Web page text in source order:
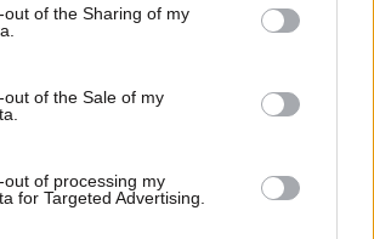
visit or usage behaviour. You may click to
to Google and its third-party tags to
specified purposes in below Google
out of the Sharing of my
out of the Sale of my
out of processing my
for Targeted Advertising.